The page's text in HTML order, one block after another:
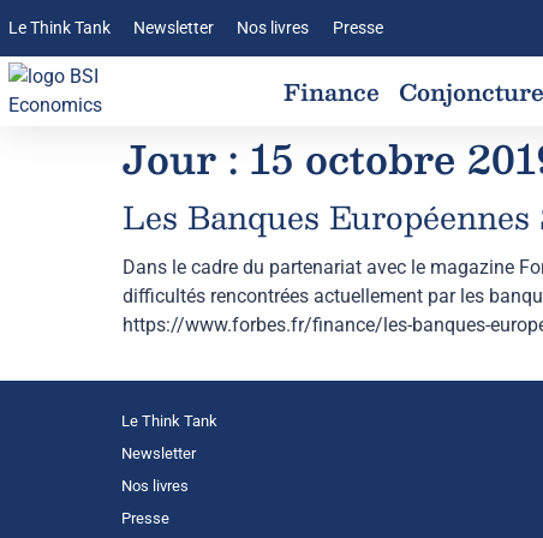
Le Think Tank Newsletter Nos livres Presse
Finance Conjoncture
Jour : 15 octobre
Les Banques
Dans le cadre du partenariat avec le magazine
difficultés rencontrées actuellement par les
https://www.forbes.fr/finance/les-banques-
Le Think Tank
Newsletter
Nos livres
Presse